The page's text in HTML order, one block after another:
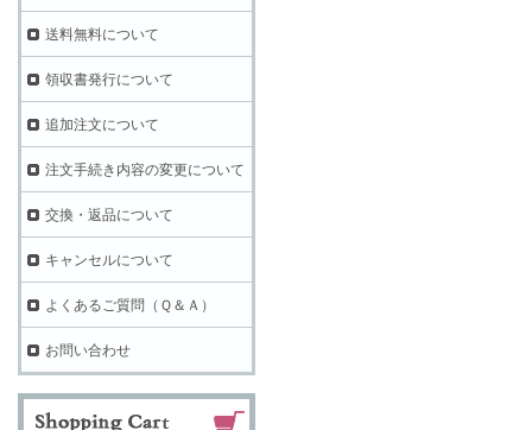
送料無料について
領収書発行について
追加注文について
注文手続き内容の変更について
交換・返品について
キャンセルについて
よくあるご質問（Ｑ＆Ａ）
お問い合わせ